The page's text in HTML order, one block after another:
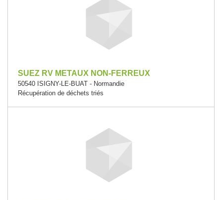
SUEZ RV METAUX NON-FERREUX
50540 ISIGNY-LE-BUAT - Normandie
Récupération de déchets triés